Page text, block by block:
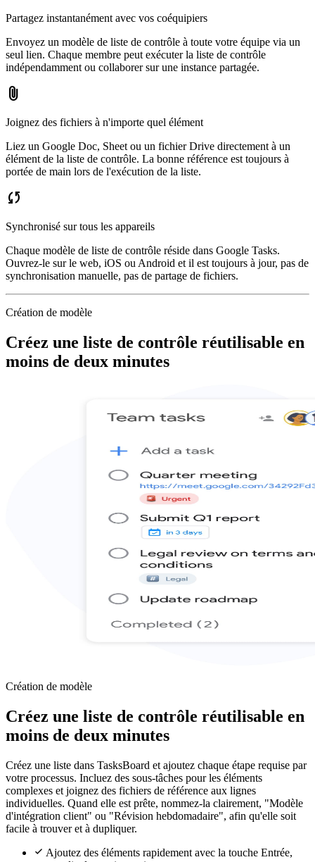
Partagez instantanément avec vos coéquipiers
Envoyez un modèle de liste de contrôle à toute votre équipe via un
seul lien. Chaque membre peut exécuter la liste de contrôle
indépendamment ou collaborer sur une instance partagée.
attach_file
Joignez des fichiers à n'importe quel élément
Liez un Google Doc, Sheet ou un fichier Drive directement à un
élément de la liste de contrôle. La bonne référence est toujours à
portée de main lors de l'exécution de la liste.
sync
Synchronisé sur tous les appareils
Chaque modèle de liste de contrôle réside dans Google Tasks.
Ouvrez-le sur le web, iOS ou Android et il est toujours à jour, pas de
synchronisation manuelle, pas de partage de fichiers.
Création de modèle
Créez une liste de contrôle réutilisable en
moins de deux minutes
Création de modèle
Créez une liste de contrôle réutilisable en
moins de deux minutes
Créez une liste dans TasksBoard et ajoutez chaque étape requise par
votre processus. Incluez des sous-tâches pour les éléments
complexes et joignez des fichiers de référence aux lignes
individuelles. Quand elle est prête, nommez-la clairement, "Modèle
d'intégration client" ou "Révision hebdomadaire", afin qu'elle soit
facile à trouver et à dupliquer.
Ajoutez des éléments rapidement avec la touche Entrée,